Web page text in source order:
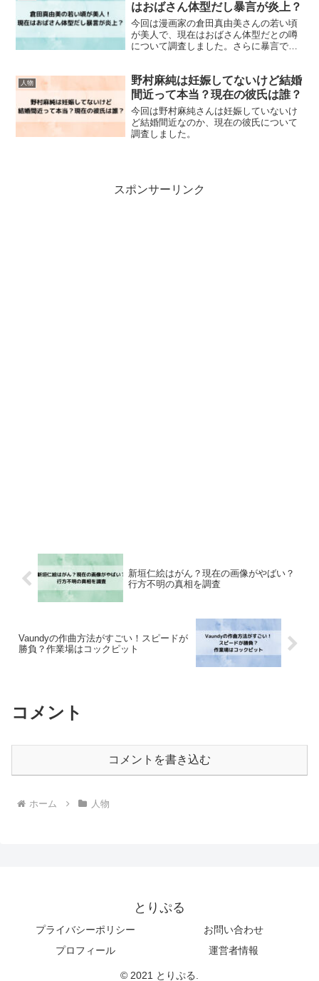
はおばさん体型だし暴言が炎上？
今回は漫画家の倉田真由美さんの若い頃
が美人で、現在はおばさん体型だとの噂
について調査しました。さらに暴言で炎
人物
野村麻純は妊娠してないけど結婚
間近って本当？現在の彼氏は誰？
今回は野村麻純さんは妊娠していないけ
ど結婚間近なのか、現在の彼氏について
調査しました。
スポンサーリンク
新垣仁絵はがん？現在の画像がやばい？
行方不明の真相を調査
Vaundyの作曲方法がすごい！スピードが
勝負？作業場はコックピット
コメント
コメントを書き込む
ホーム 人物
とりぷる
プライバシーポリシー
お問い合わせ
プロフィール
運営者情報
© 2021 とりぷる.